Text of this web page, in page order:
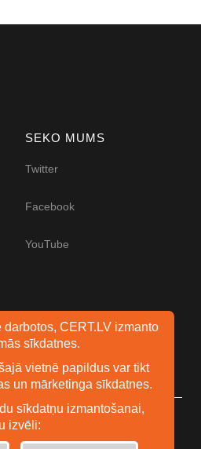
SEKO MUMS
Twitter
Facebook
YouTube
darbotos, CERT.LV izmanto
sīkdatnes.
vietnē papildus var tikt
un mārketinga sīkdatnes.
sīkdatņu izmantošanai,
izvēli: